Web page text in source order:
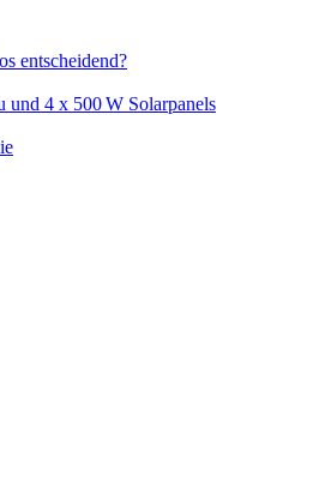
entscheidend?
und 4 x 500 W Solarpanels